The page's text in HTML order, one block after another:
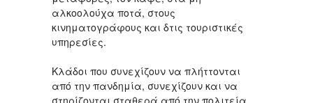
αλκοολούχα ποτά, στους
κινηματογράφους και δτις τουριστικές
υπηρεσίες.
Κλάδοι που συνεχίζουν να πλήττονται
από την πανδημία, συνεχίζουν και να
στηρίζονται σταθερά από την πολιτεία.